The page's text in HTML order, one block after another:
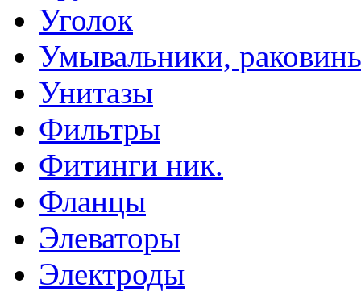
Уголок
Умывальники,
Унитазы
Фильтры
Фитинги ник.
Фланцы
Элеваторы
Электроды